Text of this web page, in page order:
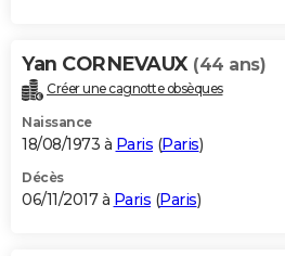
Yan CORNEVAUX (44 ans)
Créer une cagnotte obsèques
Naissance
18/08/1973 à Paris (Paris)
Décès
06/11/2017 à Paris (Paris)